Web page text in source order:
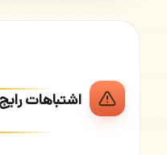
اشتباهات